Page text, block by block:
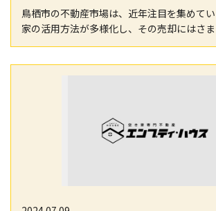
鳥栖市の不動産市場は、近年注目を集めて
家の活用方法が多様化し、その売却にはさ
められます。このブログでは、鳥栖市にお